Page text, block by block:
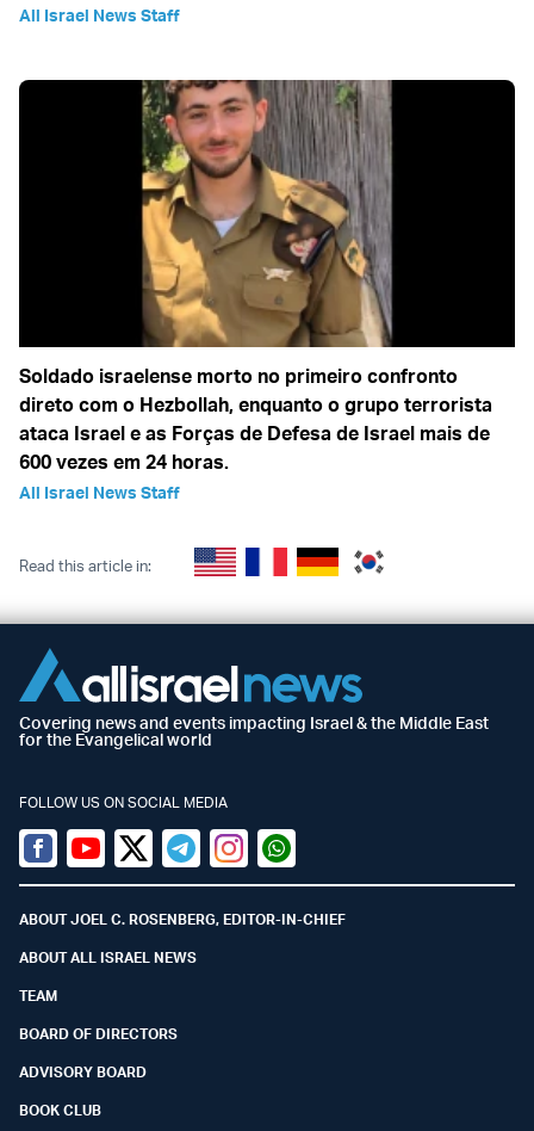
All Israel News Staff
Soldado israelense morto no primeiro confronto
direto com o Hezbollah, enquanto o grupo terrorista
ataca Israel e as Forças de Defesa de Israel mais de
600 vezes em 24 horas.
All Israel News Staff
Read this article in:
Covering news and events impacting Israel & the Middle East
for the Evangelical world
FOLLOW US ON SOCIAL MEDIA
Facebook
YoutubeTwitter (X)
TelegramInstagramWhatsapp
ABOUT JOEL C. ROSENBERG, EDITOR-IN-CHIEF
ABOUT ALL ISRAEL NEWS
TEAM
BOARD OF DIRECTORS
ADVISORY BOARD
BOOK CLUB